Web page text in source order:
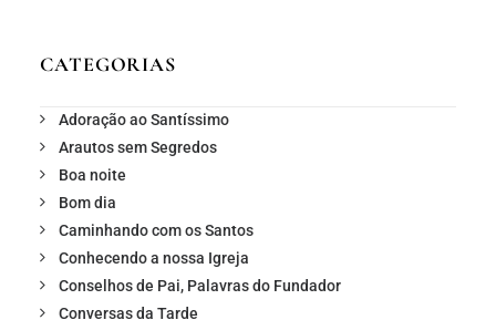
CATEGORIAS
Adoração ao Santíssimo
Arautos sem Segredos
Boa noite
Bom dia
Caminhando com os Santos
Conhecendo a nossa Igreja
Conselhos de Pai, Palavras do Fundador
Conversas da Tarde